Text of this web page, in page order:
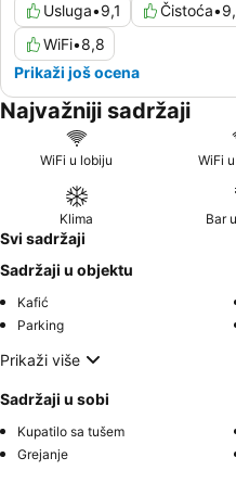
Usluga•9,1 Čistoća•
WiFi•8,8
Prikaži još ocena
Najvažniji sadržaji
WiFi u lobiju WiFi
Klima Bar
Svi sadržaji
Sadržaji u objektu
Kafić
Parking
Prikaži više
Sadržaji u sobi
Kupatilo sa tušem
Grejanje